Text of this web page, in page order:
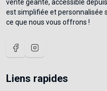
vente géante, accessible
est simplifiée et personnalisée
ce que nous vous offrons !
Liens rapides